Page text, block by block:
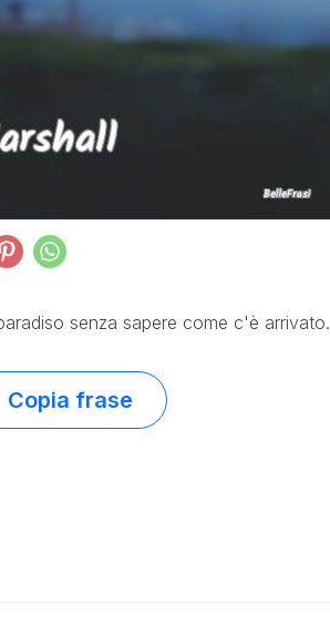
senza sapere come c'è arrivato.
Copia frase